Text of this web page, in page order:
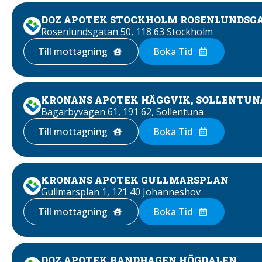
DOZ APOTEK STOCKHOLM
Rosenlundsgatan 50, 118 63 Stockholm
Till mottagning
Boka Tid
KRONANS APOTEK HÄGGVIK,
Bagarbyvägen 61, 191 62, Sollentuna
Till mottagning
Boka Tid
KRONANS APOTEK GULLMARSPLAN
Gullmarsplan 1, 121 40 Johanneshov
Till mottagning
Boka Tid